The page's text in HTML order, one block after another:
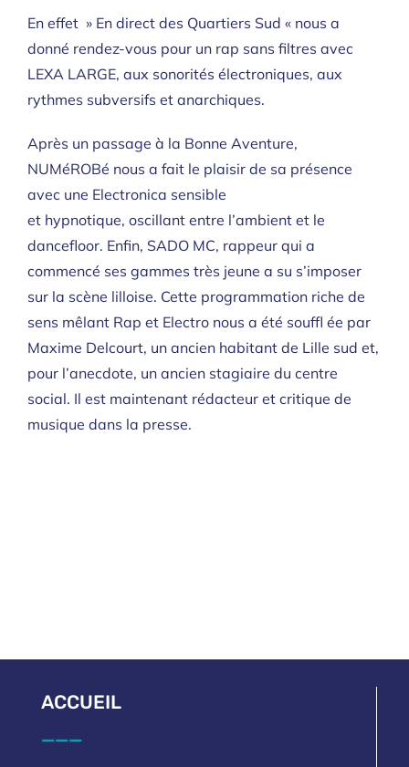
En effet » En direct des Quartiers Sud « nous a
donné rendez-vous pour un rap sans filtres avec
LEXA LARGE, aux sonorités électroniques, aux
rythmes subversifs et anarchiques.
Après un passage à la Bonne Aventure,
NUMéROBé nous a fait le plaisir de sa présence
avec une Electronica sensible
et hypnotique, oscillant entre l’ambient et le
dancefloor. Enfin, SADO MC, rappeur qui a
commencé ses gammes très jeune a su s’imposer
sur la scène lilloise. Cette programmation riche de
sens mêlant Rap et Electro nous a été souffl ée par
Maxime Delcourt, un ancien habitant de Lille sud et,
pour l’anecdote, un ancien stagiaire du centre
social. Il est maintenant rédacteur et critique de
musique dans la presse.
ACCUEIL
___